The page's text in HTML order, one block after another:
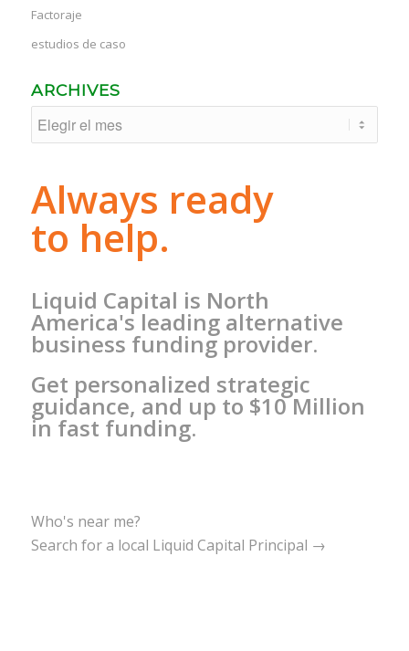
Factoraje
estudios de caso
ARCHIVES
Always ready
to help.
Liquid Capital is North
America's leading alternative
business funding provider.
Get personalized strategic
guidance, and up to $10 Million
in fast funding.
Who's near me?
Search for a local Liquid Capital Principal →